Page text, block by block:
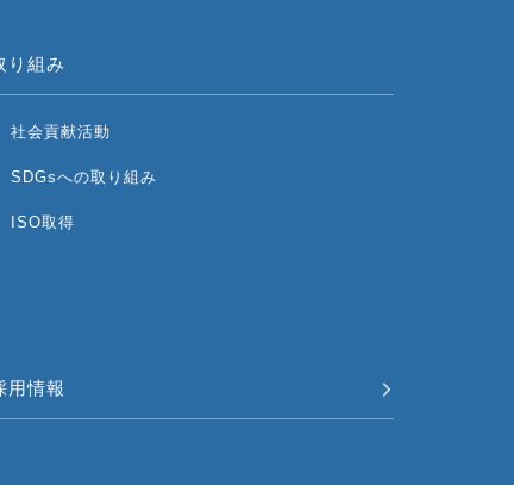
り組み
社会貢献活動
SDGsへの取り組み
ISO取得
用情報